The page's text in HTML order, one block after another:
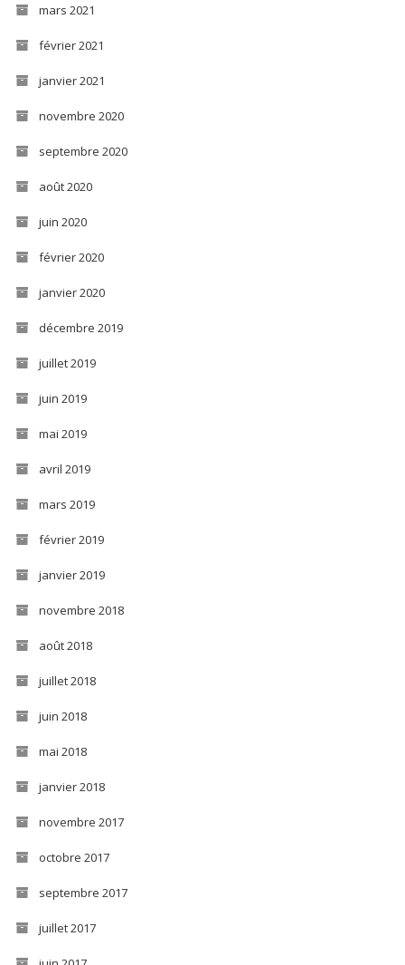
mars 2021
février 2021
janvier 2021
novembre 2020
septembre 2020
août 2020
juin 2020
février 2020
janvier 2020
décembre 2019
juillet 2019
juin 2019
mai 2019
avril 2019
mars 2019
février 2019
janvier 2019
novembre 2018
août 2018
juillet 2018
juin 2018
mai 2018
janvier 2018
novembre 2017
octobre 2017
septembre 2017
juillet 2017